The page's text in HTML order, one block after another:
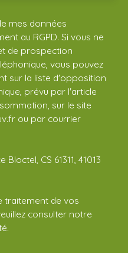
mes données
au RGPD. Si vous ne
de prospection
vous pouvez
sur la liste d'opposition
prévu par l'article
sur le site
ou par courrier
CS 61311, 41013
traitement de vos
consulter notre
.